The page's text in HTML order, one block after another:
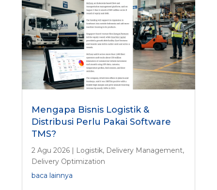
Mengapa Bisnis Logistik &
Distribusi Perlu Pakai Software
TMS?
2 Agu 2026| Logistik, Delivery Management,
Delivery Optimization
baca lainnya